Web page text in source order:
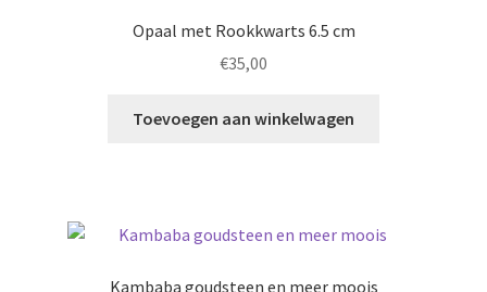
Opaal met Rookkwarts 6.5 cm
€35,00
Toevoegen aan winkelwagen
Kambaba goudsteen en meer moois